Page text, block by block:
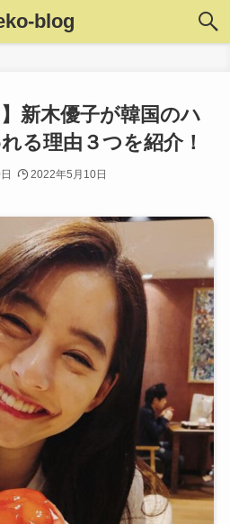
blog
】新木優子が韓国のハ
る理由３つを紹介！
2022年5月10日